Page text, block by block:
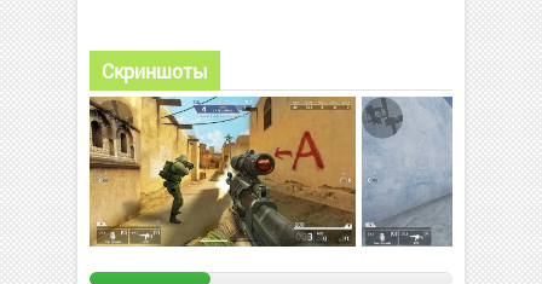
Скриншоты